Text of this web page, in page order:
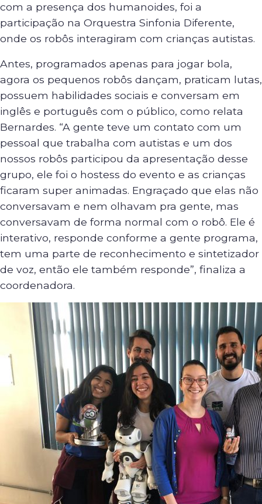
com a presença dos humanoides, foi a
participação na Orquestra Sinfonia Diferente,
onde os robôs interagiram com crianças autistas.
Antes, programados apenas para jogar bola,
agora os pequenos robôs dançam, praticam lutas,
possuem habilidades sociais e conversam em
inglês e português com o público, como relata
Bernardes. “A gente teve um contato com um
pessoal que trabalha com autistas e um dos
nossos robôs participou da apresentação desse
grupo, ele foi o hostess do evento e as crianças
ficaram super animadas. Engraçado que elas não
conversavam e nem olhavam pra gente, mas
conversavam de forma normal com o robô. Ele é
interativo, responde conforme a gente programa,
tem uma parte de reconhecimento e sintetizador
de voz, então ele também responde”, finaliza a
coordenadora.